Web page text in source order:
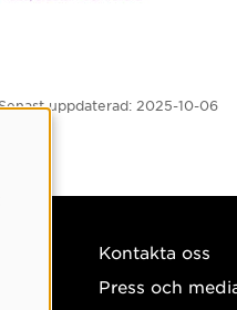
uppdaterad: 2025-10-06
Kontakta oss
Press och